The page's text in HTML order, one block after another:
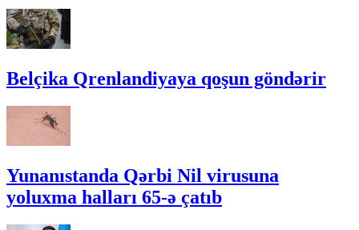
Belçika Qrenlandiyaya qoşun göndərir
Yunanıstanda Qərbi Nil virusuna
yoluxma halları 65-ə çatıb